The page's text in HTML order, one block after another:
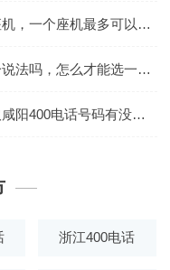
办理了咸阳400电话需要拥有几个座机，一个座机最多可以拥有几个咸阳400电话号码
有选取咸阳400电话号码的技巧这一说法吗，怎么才能选一个好的咸阳400电话号码
咸阳400电话号码可以修改吗，选取咸阳400电话号码有没有什么技巧
浙江400电话